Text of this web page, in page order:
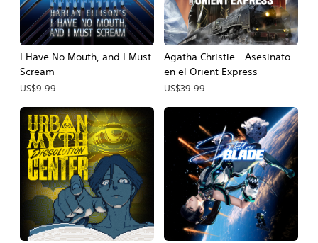
I Have No Mouth, and I Must
Scream
US$9.99
Agatha Christie - Asesinato
en el Orient Express
US$39.99